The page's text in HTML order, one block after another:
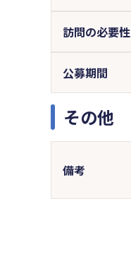
訪問の必要性
公募期間
その他
備考